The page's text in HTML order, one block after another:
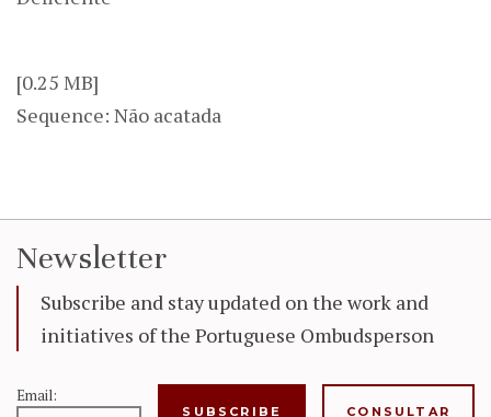
[0.25 MB]
Sequence: Não acatada
Newsletter
Subscribe and stay updated on the work and
initiatives of the Portuguese Ombudsperson
Email:
CONSULTAR